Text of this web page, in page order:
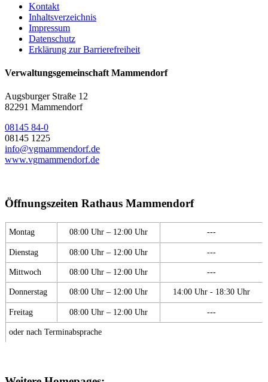
Kontakt
Inhaltsverzeichnis
Impressum
Datenschutz
Erklärung zur Barrierefreiheit
Verwaltungsgemeinschaft Mammendorf
Augsburger Straße 12
82291 Mammendorf
08145 84-0
08145 1225
info@vgmammendorf.de
www.vgmammendorf.de
Öffnungszeiten Rathaus Mammendorf
Montag 08:00 Uhr – 12:00 Uhr ---
Dienstag 08:00 Uhr – 12:00 Uhr ---
Mittwoch 08:00 Uhr – 12:00 Uhr ---
Donnerstag 08:00 Uhr – 12:00 Uhr 14:00 Uhr - 18:30 Uhr
Freitag 08:00 Uhr – 12:00 Uhr ---
oder nach Terminabsprache